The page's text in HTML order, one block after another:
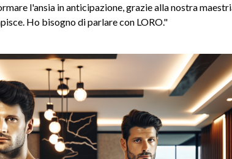
l'ansia in anticipazione, grazie alla nostra
Ho bisogno di parlare con LORO."